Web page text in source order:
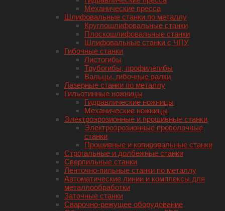
Механические пресса
Шлифовальные станки по металлу
Круглошлифовальные станки
Плоскошлифовальные станки
Шлифовальные станки с ЧПУ
Гибочные станки
Листогибы
Трубогибы, профилегибы
Вальцы, гибочные валки
Лазерные станки по металлу
Гильотинные ножницы
Гидравлические ножницы
Механические ножницы
Электроэрозионные и прошивные станки
Электроэрозионные проволочные
станки
Прошивные и копировальные станки
Строгальные и долбежные станки
Сверлильные станки
Ленточно-пильные станки по металлу
Автоматические линии и комплексы для
металлообработки
Заточные станки
Сварочно-режущее оборудование